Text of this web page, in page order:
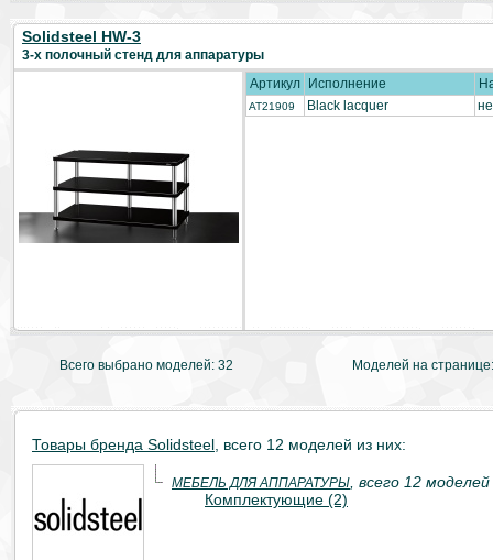
Solidsteel HW-3
3-х полочный стенд для аппаратуры
Артикул
Исполнение
AT21909 Black lacquer
Всего выбрано моделей: 32 Моделей на
Товары бренда Solidsteel , всего 12 моделей из них:
МЕБЕЛЬ ДЛЯ АППАРАТУРЫ , всего 12
Комплектующие (2)